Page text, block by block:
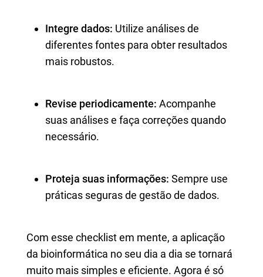
Integre dados: Utilize análises de
diferentes fontes para obter resultados
mais robustos.
Revise periodicamente: Acompanhe
suas análises e faça correções quando
necessário.
Proteja suas informações: Sempre use
práticas seguras de gestão de dados.
Com esse checklist em mente, a aplicação
da bioinformática no seu dia a dia se tornará
muito mais simples e eficiente. Agora é só